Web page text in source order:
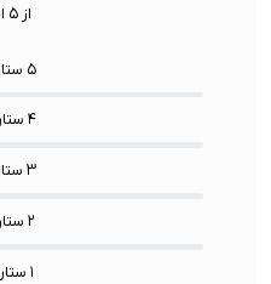
از ۵ امتیاز
۵ ستاره (
۴ ستاره (
۳ ستاره (
۲ ستاره (
۱ ستاره (